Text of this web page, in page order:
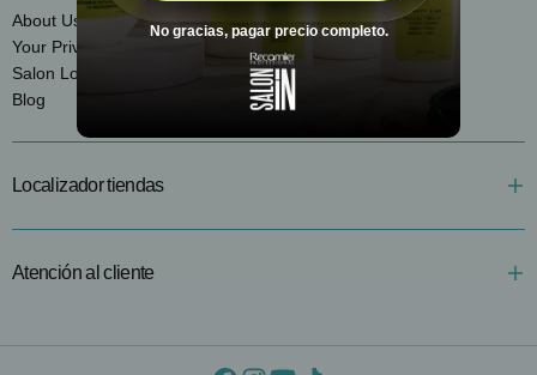
About Us
Your Privacy Choices
Salon Locator
Blog
Localizador tiendas
Atención al cliente
No gracias, pagar precio completo.